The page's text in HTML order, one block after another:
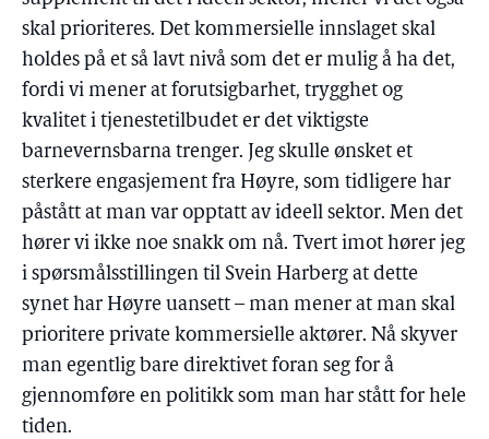
skal prioriteres. Det kommersielle innslaget skal
holdes på et så lavt nivå som det er mulig å ha det,
fordi vi mener at forutsigbarhet, trygghet og
kvalitet i tjenestetilbudet er det viktigste
barnevernsbarna trenger. Jeg skulle ønsket et
sterkere engasjement fra Høyre, som tidligere har
påstått at man var opptatt av ideell sektor. Men det
hører vi ikke noe snakk om nå. Tvert imot hører jeg
i spørsmålsstillingen til Svein Harberg at dette
synet har Høyre uansett – man mener at man skal
prioritere private kommersielle aktører. Nå skyver
man egentlig bare direktivet foran seg for å
gjennomføre en politikk som man har stått for hele
tiden.